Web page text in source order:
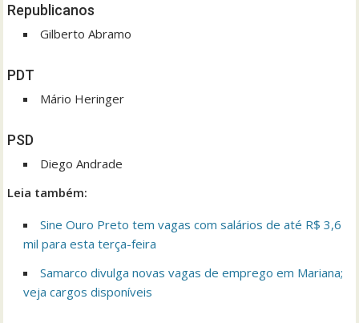
Republicanos
Gilberto Abramo
PDT
Mário Heringer
PSD
Diego Andrade
Leia também:
Sine Ouro Preto tem vagas com salários de até R$ 3,6
mil para esta terça-feira
Samarco divulga novas vagas de emprego em Mariana;
veja cargos disponíveis